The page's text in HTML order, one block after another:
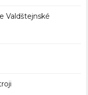
Valdštejnské